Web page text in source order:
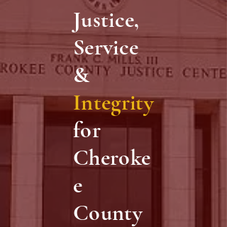
Justice,
Service
&
Integrity
for
Cheroke
e
County